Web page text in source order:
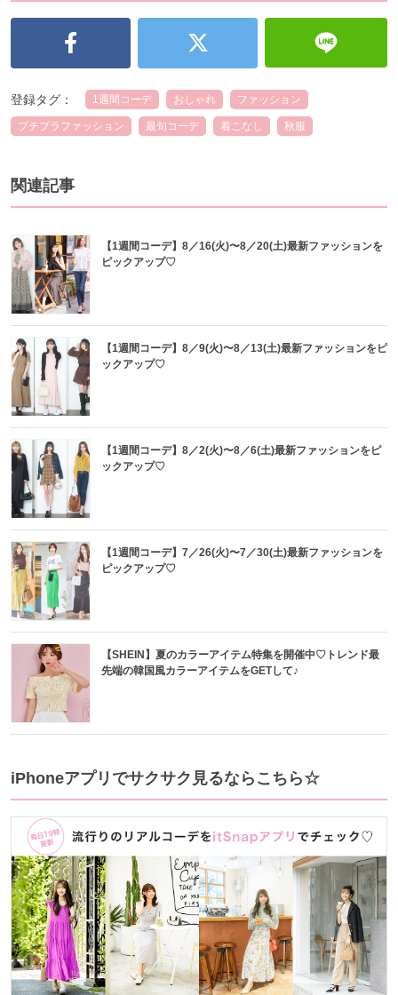
登録タグ： 1週間コーデ おしゃれ ファッション
プチプラファッション 最旬コーデ 着こなし 秋服
関連記事
【1週間コーデ】8／16(火)〜8／20(土)最新ファッションを
ピックアップ♡
【1週間コーデ】8／9(火)〜8／13(土)最新ファッションをピ
ックアップ♡
【1週間コーデ】8／2(火)〜8／6(土)最新ファッションをピ
ックアップ♡
【1週間コーデ】7／26(火)〜7／30(土)最新ファッションを
ピックアップ♡
【SHEIN】夏のカラーアイテム特集を開催中♡トレンド最
先端の韓国風カラーアイテムをGETして♪
iPhoneアプリでサクサク見るならこちら☆